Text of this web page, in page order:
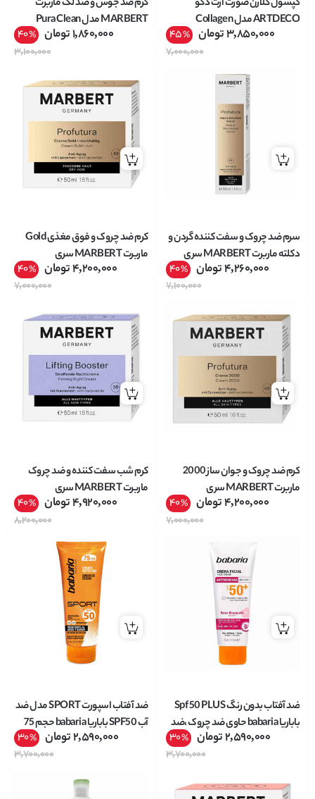
کپسول کلاژن صورت آرت دکو
ARTDECO مدل Collagen
Booster Caps مناسب انواع پوست3,850,000تومان 45%
7,000,000
کرم ضد جوش و ضد لک ماربرت
MARBERT مدل Pura Clean
مناسب پوست چرب حجم 50 میل
1,860,000تومان 40%
3,100,000
سرم ضد چروک و سفت کننده گردن و
دکلته ماربرت MARBERT سری
Profutura مناسب انواع پوست
4,260,000تومان 40%
7,100,000
کرم ضد چروک و فوق مغذی Gold
ماربرت MARBERT سری
Profutura حجم 50 میل4,200,000تومان 40%
7,000,000
کرم ضد چروک و جوان ساز 2000
ماربرت MARBERT سری
Profutura حجم 50 میل4,200,000تومان 40%
7,000,000
کرم شب سفت کننده و ضد چروک
ماربرت MARBERT سری
LiftingBooster حجم 50 میل
4,920,000تومان 40%
8,200,000
ضد آفتاب بدون رنگ Spf 50 PLUS
باباریا babaria حاوی ضد چروک ،ضد
لک حجم 75 میل2,590,000تومان 30%
3,700,000
ضد آفتاب اسپورت SPORT مدل ضد
آب SPF50 باباریا babaria حجم 75
2,590,000تومان 30%
3,700,000